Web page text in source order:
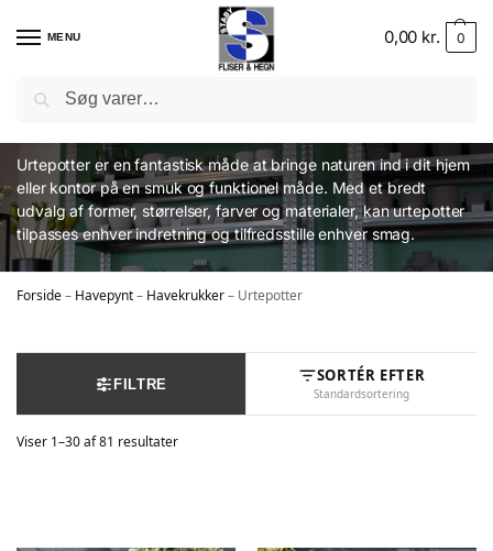
MENU 0,00 kr. 0
Urtepotter er en fantastisk måde at bringe naturen ind i dit hjem
eller kontor på en smuk og funktionel måde. Med et bredt
udvalg af former, størrelser, farver og materialer, kan urtepotter
tilpasses enhver indretning og tilfredsstille enhver smag.
Forside– Havepynt– Havekrukker– Urtepotter
FILTRE SORTÉR EFTER
Standardsortering
Viser 1–30 af 81 resultater